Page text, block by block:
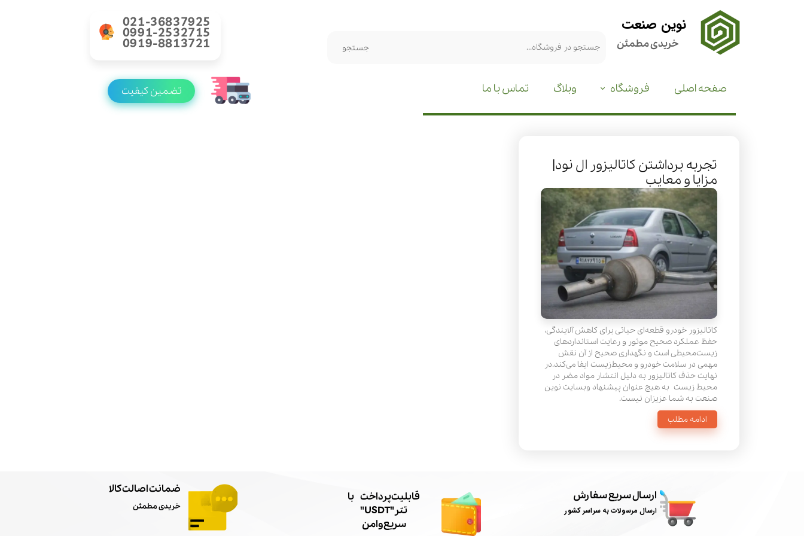
نوین صنعت
خریدی مطمئن
021-36837925
0991-2532715
0919-8813721 جستجو
تضمین کیفیت صفحه اصلی فروشگاه وبلاگ تماس با ما
تجربه برداشتن کاتالیزور ال نود|
مزایا و معایب
کاتالیزور خودرو قطعه‌ای حیاتی برای کاهش آلایندگی،
حفظ عملکرد صحیح موتور و رعایت استانداردهای
زیست‌محیطی است و نگهداری صحیح از آن نقش
مهمی در سلامت خودرو و محیط‌زیست ایفا می‌کند.در
نهایت حذف کاتالیزور به دلیل انتشار مواد مضر در
محیط زیست به هیچ عنوان پیشنهاد وبسایت نوین
صنعت به شما عزیزان نیست.
ادامه مطلب
ارسال سریع سفارش
ارسال مرسولات به سراسر کشور
ضمانت اصالت کالا
خریدی مطمئن
​قابلیت پرداخت با
تتر"USDT"
سریع و امن